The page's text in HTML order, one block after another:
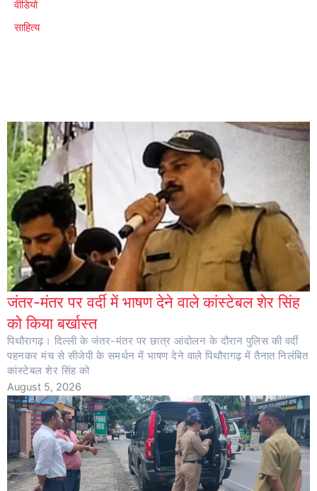
वीडियो
साहित्य
जंतर-मंतर पर वर्दी में भाषण देने वाले कांस्टेबल शेर सिंह
को किया बर्खास्त
पिथौरागढ़। दिल्ली के जंतर-मंतर पर छात्र आंदोलन के दौरान पुलिस की वर्दी
पहनकर मंच से सीजेपी के समर्थन में भाषण देने वाले पिथौरागढ़ में तैनात निलंबित
कांस्टेबल शेर सिंह को
August 5, 2026